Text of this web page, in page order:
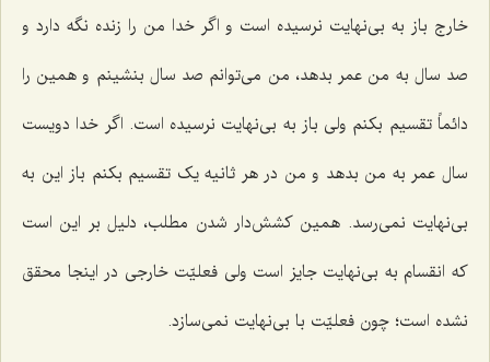
خارج باز به بی‌نهایت نرسیده است و اگر خدا من را زنده نگه دارد و
صد سال به من عمر بدهد، من می‌توانم صد سال بنشینم و همین را
دائماً تقسیم بکنم ولی باز به بی‌نهایت نرسیده است. اگر خدا دویست
سال عمر به من بدهد و من در هر ثانیه یک تقسیم بکنم باز این به
بی‌نهایت نمی‌رسد. همین کشش‌دار شدن مطلب، دلیل بر این است
که انقسام به بی‌نهایت جایز است ولی فعلیّت خارجی در اینجا محقق
نشده است؛ چون فعلیّت با بی‌نهایت نمی‌سازد.